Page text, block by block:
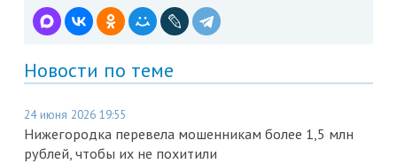
Новости по теме
24 июня 2026 19:55
Нижегородка перевела мошенникам более 1,5 млн
рублей, чтобы их не похитили